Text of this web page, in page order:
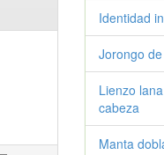
Identidad
Jorongo
Lienzo
cabeza
Manta